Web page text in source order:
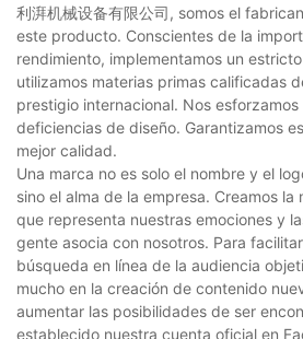
利湃机械设备有限公司, somos el
este producto. Conscientes de la
rendimiento, implementamos un
utilizamos materias primas calificadas
prestigio internacional. Nos
deficiencias de diseño. Garantizamos
mejor calidad.
Una marca no es solo el nombre y el
sino el alma de la empresa. Creamos la
que representa nuestras emociones y
gente asocia con nosotros. Para
búsqueda en línea de la audiencia
mucho en la creación de contenido
aumentar las posibilidades de ser
establecido nuestra cuenta oficial en